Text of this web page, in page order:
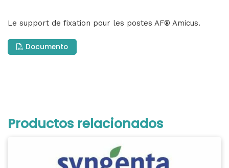
Le support de fixation pour les postes AF® Amicus.
Documento
Productos relacionados